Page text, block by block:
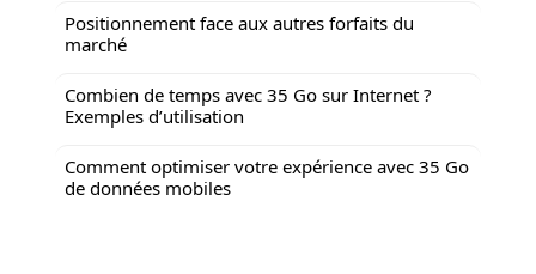
Positionnement face aux autres forfaits du
marché
Combien de temps avec 35 Go sur Internet ?
Exemples d’utilisation
Comment optimiser votre expérience avec 35 Go
de données mobiles